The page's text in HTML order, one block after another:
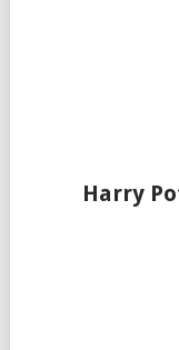
Harry